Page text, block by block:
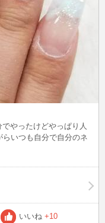
やったけどやっぱり人
いつも自分で自分のネ
いいね +10